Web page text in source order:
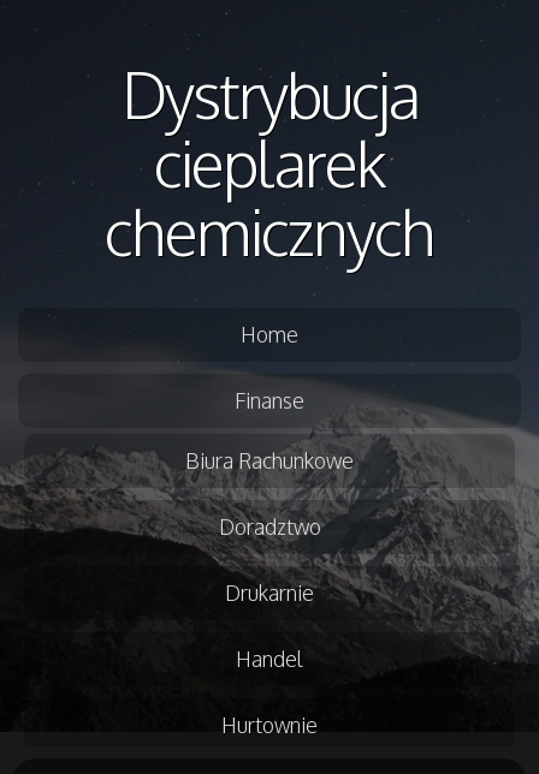
Dystrybucja
cieplarek
chemicznych
Home
Finanse
Biura Rachunkowe
Doradztwo
Drukarnie
Handel
Hurtownie